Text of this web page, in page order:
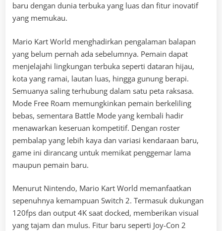
baru dengan dunia terbuka yang luas dan fitur inovatif
yang memukau.
Mario Kart World menghadirkan pengalaman balapan
yang belum pernah ada sebelumnya. Pemain dapat
menjelajahi lingkungan terbuka seperti dataran hijau,
kota yang ramai, lautan luas, hingga gunung berapi.
Semuanya saling terhubung dalam satu peta raksasa.
Mode Free Roam memungkinkan pemain berkeliling
bebas, sementara Battle Mode yang kembali hadir
menawarkan keseruan kompetitif. Dengan roster
pembalap yang lebih kaya dan variasi kendaraan baru,
game ini dirancang untuk memikat penggemar lama
maupun pemain baru.
Menurut Nintendo, Mario Kart World memanfaatkan
sepenuhnya kemampuan Switch 2. Termasuk dukungan
120fps dan output 4K saat docked, memberikan visual
yang tajam dan mulus. Fitur baru seperti Joy-Con 2